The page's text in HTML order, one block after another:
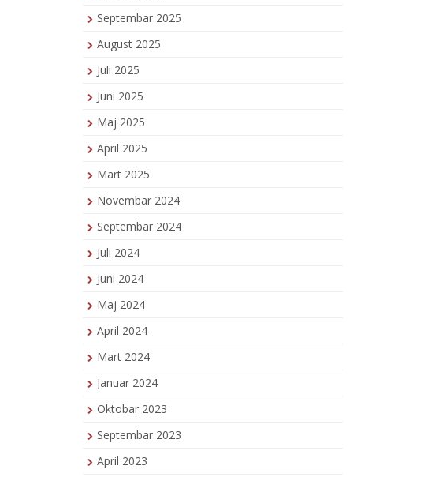
Septembar 2025
August 2025
Juli 2025
Juni 2025
Maj 2025
April 2025
Mart 2025
Novembar 2024
Septembar 2024
Juli 2024
Juni 2024
Maj 2024
April 2024
Mart 2024
Januar 2024
Oktobar 2023
Septembar 2023
April 2023